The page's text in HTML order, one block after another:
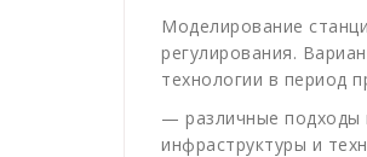
Моделирование
регулирования.
технологии в период
— различные подходы
инфраструктуры и